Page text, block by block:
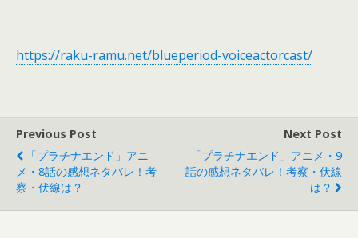
https://raku-ramu.net/blueperiod-voiceactorcast/
Previous Post
「プラチナエンド」アニ
メ・8話の感想ネタバレ！考
察・伏線は？
Next Post
「プラチナエンド」アニメ・9
話の感想ネタバレ！考察・伏線
は？